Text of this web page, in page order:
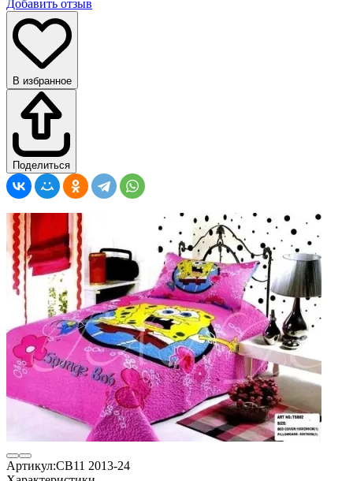
Добавить отзыв
В избранное
Поделиться
Артикул:CB11 2013-24